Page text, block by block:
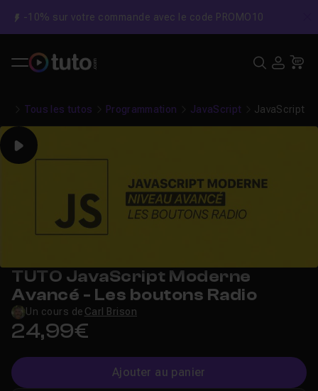
-10% sur votre commande avec le code PROMO10
Tous les tutos Programmation JavaScript JavaScript
Play
TUTO JavaScript Moderne
Avancé - Les boutons Radio
Un cours de Carl Brison
24,99€
Ajouter au panier